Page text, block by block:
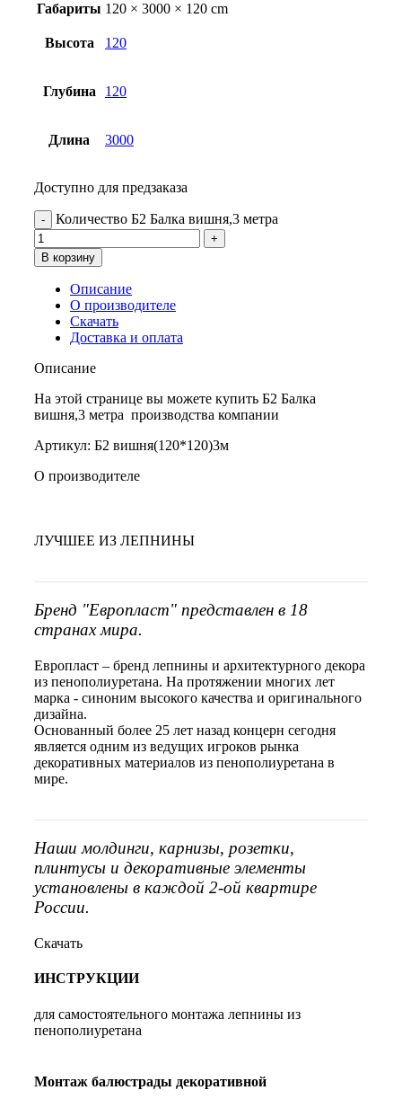
Габариты 120 × 3000 × 120 cm
Высота 120
Глубина 120
Длина 3000
Доступно для предзаказа
Количество Б2 Балка вишня,3 метра
В корзину
Описание
О производителе
Скачать
Доставка и оплата
Описание
На этой странице вы можете купить Б2 Балка
вишня,3 метра производства компании
Артикул: Б2 вишня(120*120)3м
О производителе
ЛУЧШЕЕ ИЗ ЛЕПНИНЫ
Бренд "Европласт" представлен в 18
странах мира.
Европласт – бренд лепнины и архитектурного декора
из пенополиуретана. На протяжении многих лет
марка - синоним высокого качества и оригинального
дизайна.
Основанный более 25 лет назад концерн сегодня
является одним из ведущих игроков рынка
декоративных материалов из пенополиуретана в
мире.
Наши молдинги, карнизы, розетки,
плинтусы и декоративные элементы
установлены в каждой 2-ой квартире
России.
Скачать
ИНСТРУКЦИИ
для самостоятельного монтажа лепнины из
пенополиуретана
Монтаж балюстрады декоративной